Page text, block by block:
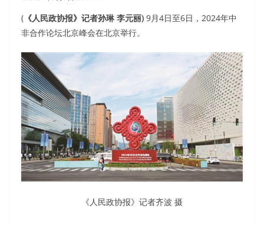
( 《人民政协报》记者孙琳 李元丽) 9月4日至6日，2024年中
非合作论坛北京峰会在北京举行。
《人民政协报》记者齐波 摄